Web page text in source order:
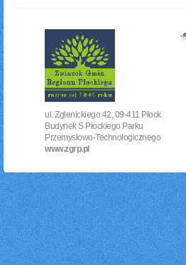
ul. Zglenickiego 42, 09-411 Płock
Budynek S Płockiego Parku
Przemysłowo-Technologicznego
www.zgrp.pl